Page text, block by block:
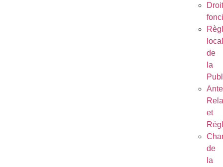
Droit
local
de
la
et
de
la